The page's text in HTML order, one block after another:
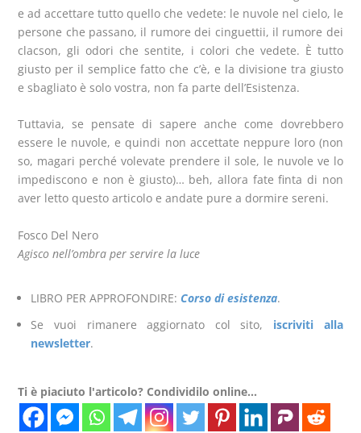
e ad accettare tutto quello che vedete: le nuvole nel cielo, le
persone che passano, il rumore dei cinguettii, il rumore dei
clacson, gli odori che sentite, i colori che vedete. È tutto
giusto per il semplice fatto che c’è, e la divisione tra giusto
e sbagliato è solo vostra, non fa parte dell’Esistenza.
Tuttavia, se pensate di sapere anche come dovrebbero
essere le nuvole, e quindi non accettate neppure loro (non
so, magari perché volevate prendere il sole, le nuvole ve lo
impediscono e non è giusto)… beh, allora fate finta di non
aver letto questo articolo e andate pure a dormire sereni.
Fosco Del Nero
Agisco nell’ombra per servire la luce
LIBRO PER APPROFONDIRE: Corso di esistenza.
Se vuoi rimanere aggiornato col sito, iscriviti alla
newsletter.
Ti è piaciuto l'articolo? Condividilo online...